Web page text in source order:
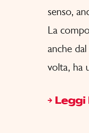
senso,
La
anche
volta, ha